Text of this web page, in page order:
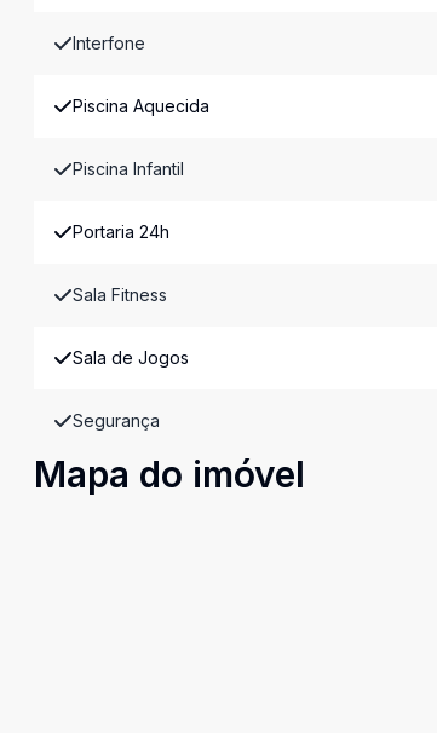
Interfone
Piscina Aquecida
Piscina Infantil
Portaria 24h
Sala Fitness
Sala de Jogos
Segurança
Mapa do imóvel